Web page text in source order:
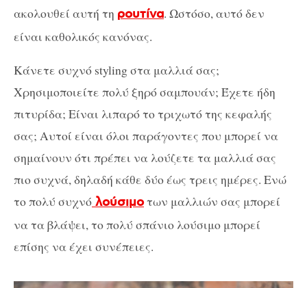
ακολουθεί αυτή τη ρουτίνα. Ωστόσο, αυτό δεν
είναι καθολικός κανόνας.
Κάνετε συχνό styling στα μαλλιά σας;
Χρησιμοποιείτε πολύ ξηρό σαμπουάν; Έχετε ήδη
πιτυρίδα; Είναι λιπαρό το τριχωτό της κεφαλής
σας; Αυτοί είναι όλοι παράγοντες που μπορεί να
σημαίνουν ότι πρέπει να λούζετε τα μαλλιά σας
πιο συχνά, δηλαδή κάθε δύο έως τρεις ημέρες. Ενώ
το πολύ συχνό λούσιμοτων μαλλιών σας μπορεί
να τα βλάψει, το πολύ σπάνιο λούσιμο μπορεί
επίσης να έχει συνέπειες.